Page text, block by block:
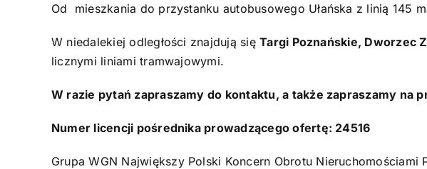
Od mieszkania do przystanku autobusowego Ułańska z linią 145
W niedalekiej odległości znajdują sięTargi Poznańskie, Dworzec
licznymi liniami tramwajowymi.
W razie pytań zapraszamy do kontaktu, a także zapraszamy na
Numer licencji pośrednika prowadzącego ofertę: 24516
Grupa WGN Największy Polski Koncern Obrotu Nieruchomościami